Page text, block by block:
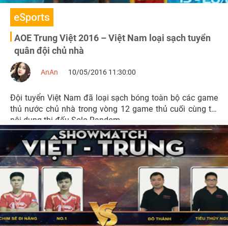
eSports
AOE Trung Việt 2016 – Việt Nam loại sạch tuyển
quân đội chủ nhà
AnAn 10/05/2016 11:30:00
Đội tuyển Việt Nam đã loại sạch bóng toàn bộ các game
thủ nước chủ nhà trong vòng 12 game thủ cuối cùng tại
nội dung thi đấu Solo Random.